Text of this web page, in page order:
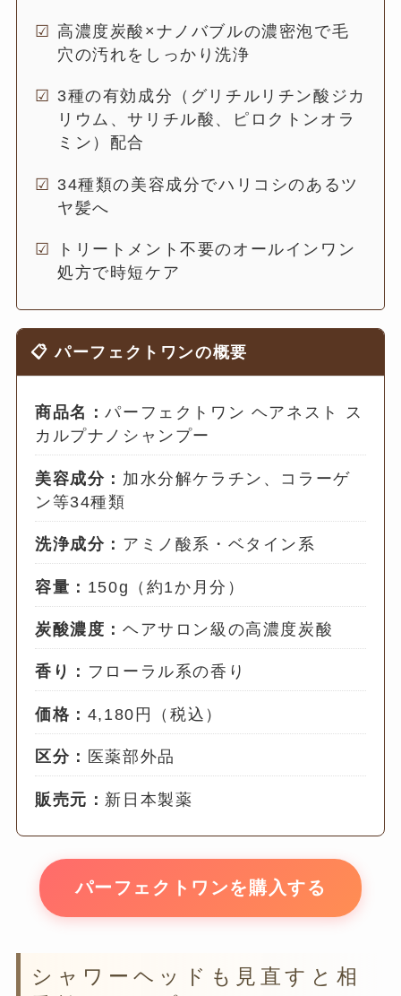
高濃度炭酸×ナノバブルの濃密泡で毛
穴の汚れをしっかり洗浄
3種の有効成分（グリチルリチン酸ジカ
リウム、サリチル酸、ピロクトンオラ
ミン）配合
34種類の美容成分でハリコシのあるツ
ヤ髪へ
トリートメント不要のオールインワン
処方で時短ケア
📋 パーフェクトワンの概要
商品名：パーフェクトワン ヘアネスト ス
カルプナノシャンプー
美容成分： 加水分解ケラチン、コラーゲ
ン等34種類
洗浄成分： アミノ酸系・ベタイン系
容量： 150g（約1か月分）
炭酸濃度： ヘアサロン級の高濃度炭酸
香り： フローラル系の香り
価格： 4,180円（税込）
区分： 医薬部外品
販売元： 新日本製薬
パーフェクトワンを購入する
シャワーヘッドも見直すと相